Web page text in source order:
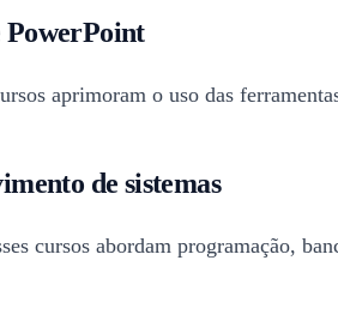
PowerPoint
aprimoram o uso das
de sistemas
cursos abordam programação,